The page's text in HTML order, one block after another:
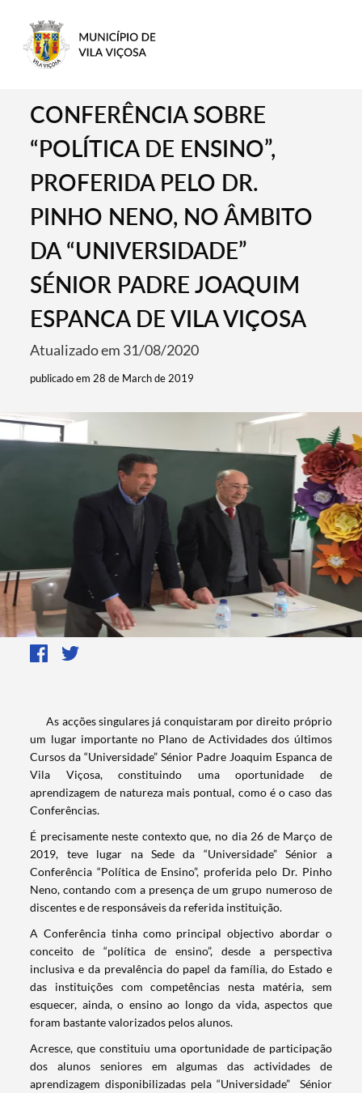
Termo de Pesquisa
CONFERÊNCIA SOBRE
“POLÍTICA DE ENSINO”,
PROFERIDA PELO DR.
PINHO NENO, NO ÂMBITO
DA “UNIVERSIDADE”
SÉNIOR PADRE JOAQUIM
ESPANCA DE VILA VIÇOSA
Atualizado em 31/08/2020
publicado em 28 de March de 2019
​ As acções singulares já conquistaram por direito próprio
um lugar importante no Plano de Actividades dos últimos
Cursos da “Universidade” Sénior Padre Joaquim Espanca de
Vila Viçosa, constituindo uma oportunidade de
aprendizagem de natureza mais pontual, como é o caso das
Conferências.
É precisamente neste contexto que, no dia 26 de Março de
2019, teve lugar na Sede da “Universidade” Sénior a
Conferência “Política de Ensino”, proferida pelo Dr. Pinho
Neno, contando com a presença de um grupo numeroso de
discentes e de responsáveis da referida instituição.
A Conferência tinha como principal objectivo abordar o
conceito de “política de ensino”, desde a perspectiva
inclusiva e da prevalência do papel da família, do Estado e
das instituições com competências nesta matéria, sem
esquecer, ainda, o ensino ao longo da vida, aspectos que
foram bastante valorizados pelos alunos.
Acresce, que constituiu uma oportunidade de participação
dos alunos seniores em algumas das actividades de
aprendizagem disponibilizadas pela “Universidade” Sénior